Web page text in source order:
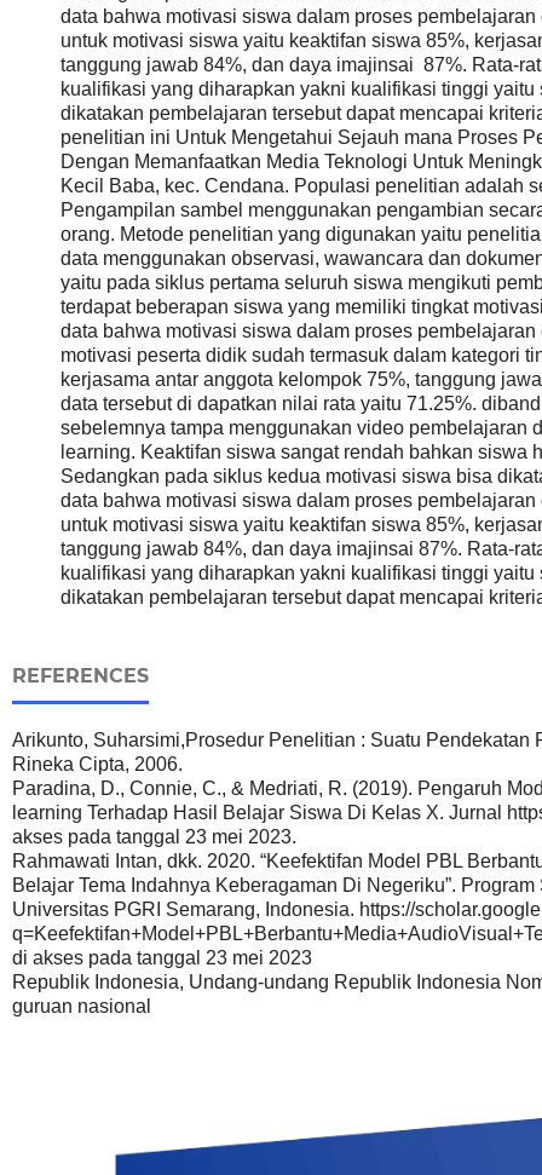
data bahwa motivasi siswa dalam proses
untuk motivasi siswa yaitu keaktifan siswa 85%,
tanggung jawab 84%, dan daya imajinsai 87%. Rata-
kualifikasi yang diharapkan yakni kualifikasi tinggi
dikatakan pembelajaran tersebut dapat mencapai
penelitian ini Untuk Mengetahui Sejauh mana Proses
Dengan Memanfaatkan Media Teknologi Untuk
Kecil Baba, kec. Cendana. Populasi penelitian adalah
Pengampilan sambel menggunakan pengambian
orang. Metode penelitian yang digunakan yaitu
data menggunakan observasi, wawancara dan
yaitu pada siklus pertama seluruh siswa mengikuti
terdapat beberapan siswa yang memiliki tingkat
data bahwa motivasi siswa dalam proses
motivasi peserta didik sudah termasuk dalam kategori
kerjasama antar anggota kelompok 75%, tanggung
data tersebut di dapatkan nilai rata yaitu 71.25%.
sebelemnya tampa menggunakan video pembelajaran
learning. Keaktifan siswa sangat rendah bahkan siswa
Sedangkan pada siklus kedua motivasi siswa bisa
data bahwa motivasi siswa dalam proses
untuk motivasi siswa yaitu keaktifan siswa 85%,
tanggung jawab 84%, dan daya imajinsai 87%. Rata-
kualifikasi yang diharapkan yakni kualifikasi tinggi
dikatakan pembelajaran tersebut dapat mencapai
REFERENCES
Arikunto, Suharsimi,Prosedur Penelitian : Suatu Pendekatan
Rineka Cipta, 2006.
Paradina, D., Connie, C., & Medriati, R. (2019). Pengaruh
learning Terhadap Hasil Belajar Siswa Di Kelas X. Jurnal
akses pada tanggal 23 mei 2023.
Rahmawati Intan, dkk. 2020. “Keefektifan Model PBL
Belajar Tema Indahnya Keberagaman Di Negeriku”.
Universitas PGRI Semarang, Indonesia. https://
di akses pada tanggal 23 mei 2023
Republik Indonesia, Undang-undang Republik Indonesia
guruan nasional